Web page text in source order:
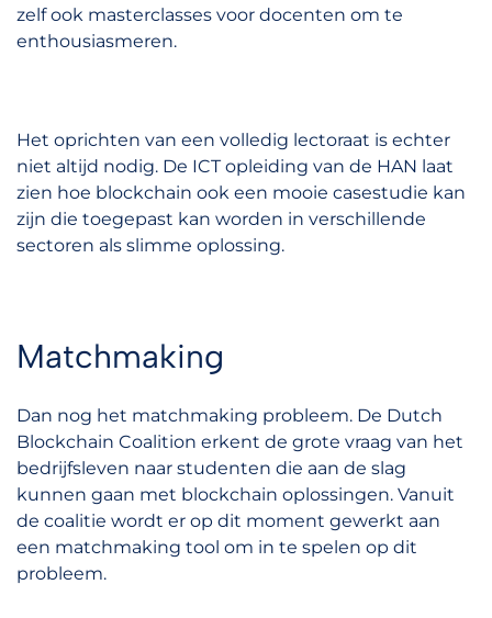
zelf ook masterclasses voor docenten om te
enthousiasmeren.
Het oprichten van een volledig lectoraat is echter
niet altijd nodig. De ICT opleiding van de HAN laat
zien hoe blockchain ook een mooie casestudie kan
zijn die toegepast kan worden in verschillende
sectoren als slimme oplossing.
Matchmaking
Dan nog het matchmaking probleem. De Dutch
Blockchain Coalition erkent de grote vraag van het
bedrijfsleven naar studenten die aan de slag
kunnen gaan met blockchain oplossingen. Vanuit
de coalitie wordt er op dit moment gewerkt aan
een matchmaking tool om in te spelen op dit
probleem.